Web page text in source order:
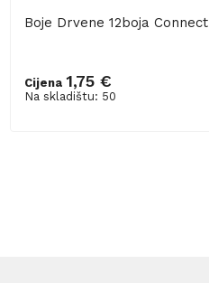
Boje Drvene 12boja Connect
Cijena 1,75 €
Na skladištu: 50
Dodaj u košaricu